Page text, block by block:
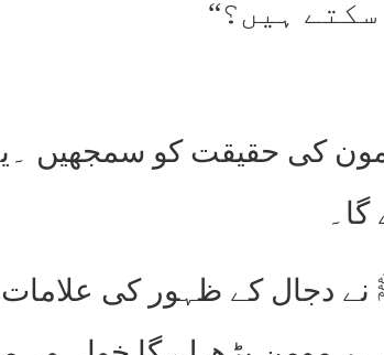
ہیں؟“
کی حقیقت کو سمجھیں
کے ظہور کی علامات